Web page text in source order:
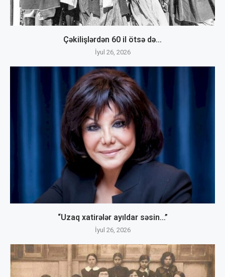
Çəkilişlərdən 60 il ötsə də…
İyul 26, 2026
“Uzaq xatirələr ayıldar səsin…”
İyul 26, 2026